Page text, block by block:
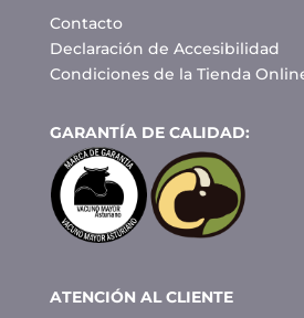
Contacto
Declaración de Accesibilidad
Condiciones de la Tienda
GARANTÍA DE CALIDAD:
ATENCIÓN AL CLIENTE